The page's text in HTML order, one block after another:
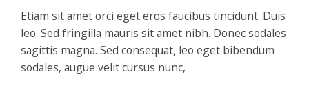
Etiam sit amet orci eget eros faucibus tincidunt. Duis
leo. Sed fringilla mauris sit amet nibh. Donec sodales
sagittis magna. Sed consequat, leo eget bibendum
sodales, augue velit cursus nunc,